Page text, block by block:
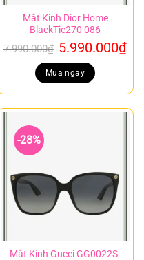
Mắt Kinh Dior Home
BlackTie270 086
7.990.000₫ Giá
gốc
là:
7.990.000₫.
5.990.000₫
là:
Mua ngay
-28%
Mắt Kính Gucci GG0022S-